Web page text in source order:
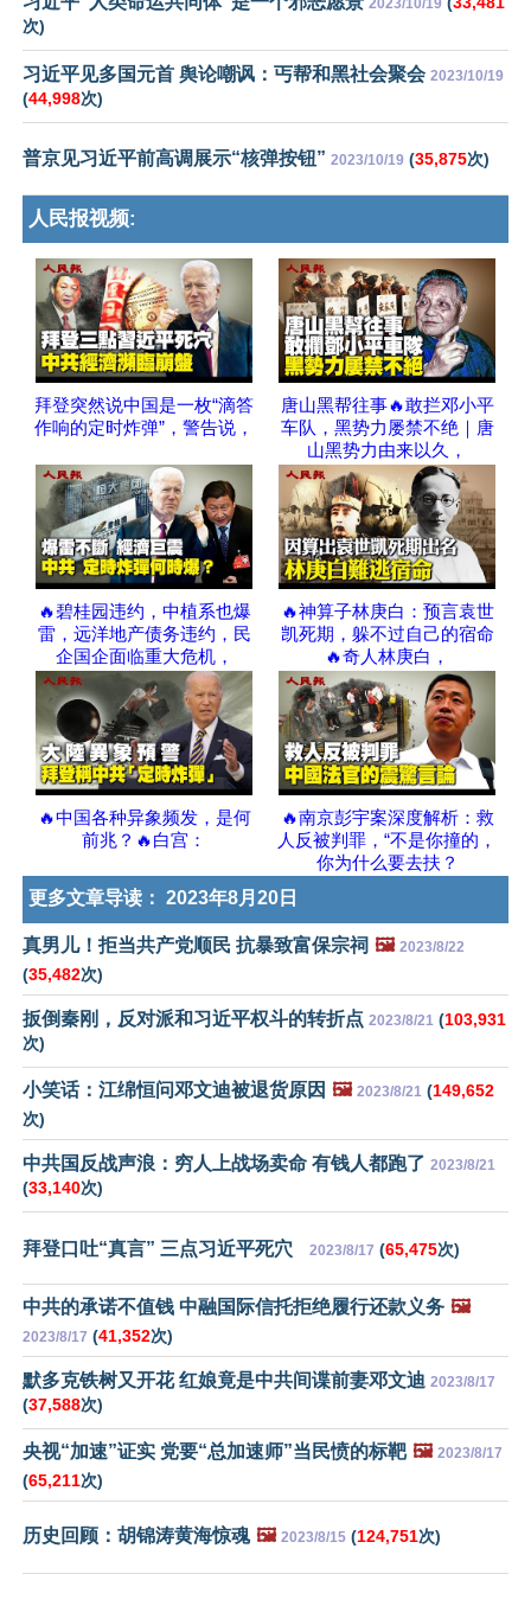
2023/10/19
次)
习近平见多国元首 舆论嘲讽：丐帮和黑社会聚会 2023/10/19
(44,998次)
普京见习近平前高调展示“核弹按钮” 2023/10/19 (35,875次)
人民报视频:
拜登突然说中国是一枚“滴答
作响的定时炸弹”，警告说，
唐山黑帮往事🔥敢拦邓小平
车队，黑势力屡禁不绝｜唐
山黑势力由来以久，
🔥碧桂园违约，中植系也爆
雷，远洋地产债务违约，民
企国企面临重大危机，
🔥神算子林庚白：预言袁世
凯死期，躲不过自己的宿命
🔥奇人林庚白，
🔥中国各种异象频发，是何
前兆？🔥白宫：
🔥南京彭宇案深度解析：救
人反被判罪，“不是你撞的，
你为什么要去扶？
更多文章导读： 2023年8月20日
真男儿！拒当共产党顺民 抗暴致富保宗祠 🖼️ 2023/8/22
(35,482次)
扳倒秦刚，反对派和习近平权斗的转折点 2023/8/21 (103,931
次)
小笑话：江绵恒问邓文迪被退货原因 🖼️ 2023/8/21 (149,652
次)
中共国反战声浪：穷人上战场卖命 有钱人都跑了 2023/8/21
(33,140次)
拜登口吐“真言” 三点习近平死穴 2023/8/17 (65,475次)
中共的承诺不值钱 中融国际信托拒绝履行还款义务 🖼️
2023/8/17 (41,352次)
默多克铁树又开花 红娘竟是中共间谍前妻邓文迪 2023/8/17
(37,588次)
央视“加速”证实 党要“总加速师”当民愤的标靶 🖼️ 2023/8/17
(65,211次)
历史回顾：胡锦涛黄海惊魂 🖼️ 2023/8/15 (124,751次)